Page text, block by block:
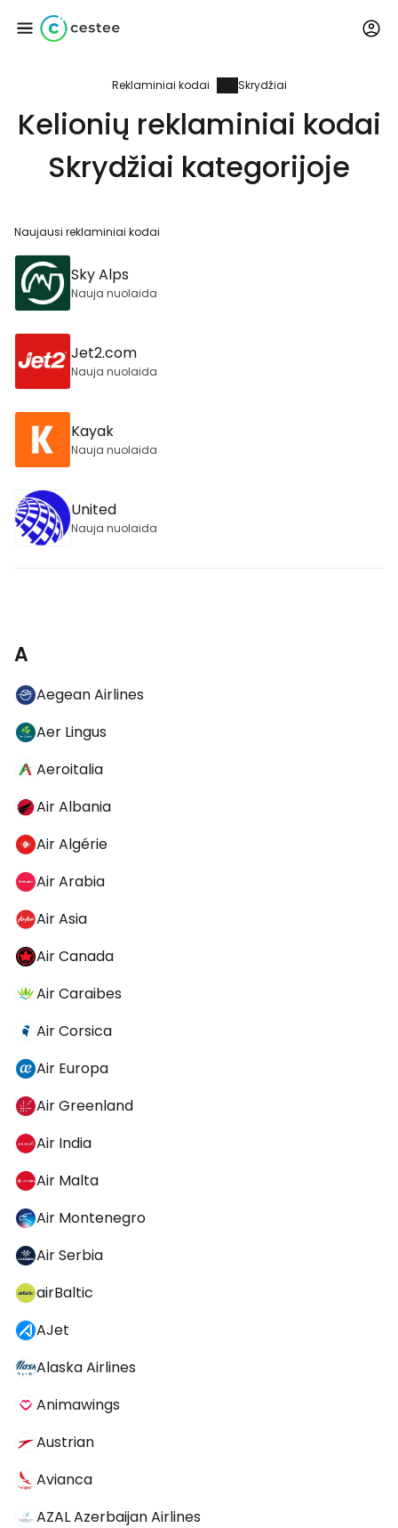
Reklaminiai kodai Skrydžiai
Kelionių reklaminiai kodai
Skrydžiai kategorijoje
Naujausi reklaminiai kodai
Sky Alps
Nauja nuolaida
Jet2.com
Nauja nuolaida
Kayak
Nauja nuolaida
United
Nauja nuolaida
A
Aegean Airlines
Aer Lingus
Aeroitalia
Air Albania
Air Algérie
Air Arabia
Air Asia
Air Canada
Air Caraibes
Air Corsica
Air Europa
Air Greenland
Air India
Air Malta
Air Montenegro
Air Serbia
airBaltic
AJet
Alaska Airlines
Animawings
Austrian
Avianca
AZAL Azerbaijan Airlines
Prisijunkite prie
Cestee
... pasaulinė kelionių bendruomenė
Tęsti su Google